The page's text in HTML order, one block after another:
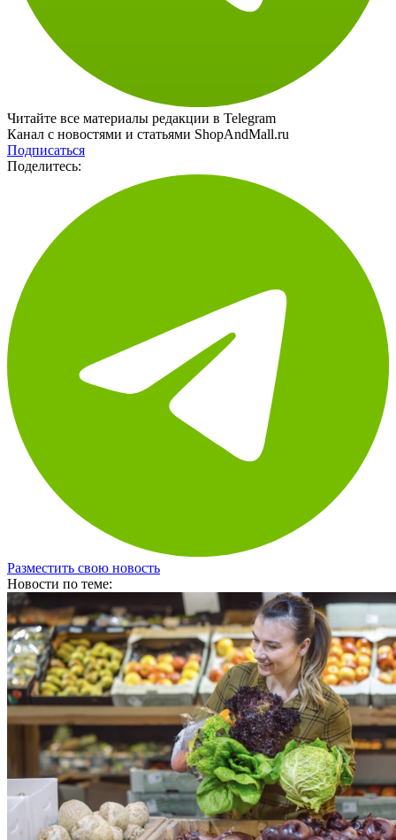
Читайте все материалы редакции в Telegram
Канал с новостями и статьями ShopAndMall.ru
Подписаться
Поделитесь:
Разместить свою новость
Новости по теме: